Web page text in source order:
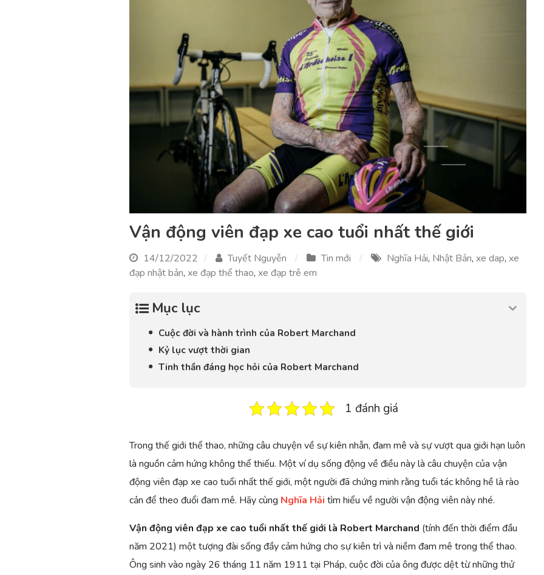
Vận động viên đạp xe cao tuổi nhất thế giới
14/12/2022 Tuyết Nguyễn Tin mới Nghĩa Hải, Nhật Bản, xe dap, xe
đạp nhật bản, xe đạp thể thao, xe đạp trê em
Mục lục
Cuộc đời và hành trình của Robert Marchand
Kỷ lục vượt thời gian
Tinh thần đáng học hỏi của Robert Marchand
1 đánh giá
Trong thế giới thể thao, những câu chuyện về sự kiên nhẫn, đam mê và sự vượt qua giới hạn luôn
là nguồn cảm hứng không thể thiếu. Một ví dụ sống động về điều này là câu chuyện của vận
động viên đạp xe cao tuổi nhất thế giới, một người đã chứng minh rằng tuổi tác không hề là rào
cản để theo đuổi đam mê. Hãy cùng Nghĩa Hải tìm hiểu về người vận động viên này nhé.
Vận động viên đạp xe cao tuổi nhất thế giới là Robert Marchand (tính đến thời điểm đầu
năm 2021) một tượng đài sống đầy cảm hứng cho sự kiên trì và niềm đam mê trong thể thao.
Ông sinh vào ngày 26 tháng 11 năm 1911 tại Pháp, cuộc đời của ông được dệt từ những thử